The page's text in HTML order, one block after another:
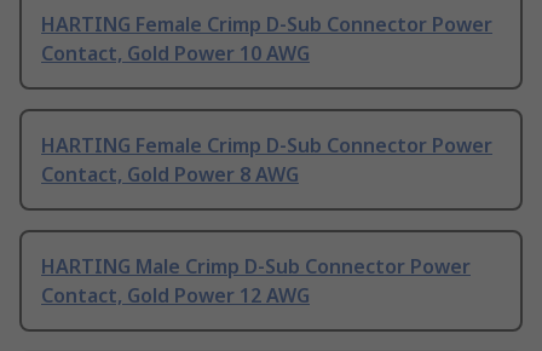
HARTING Female Crimp D-Sub Connector Power
Contact, Gold Power 10 AWG
HARTING Female Crimp D-Sub Connector Power
Contact, Gold Power 8 AWG
HARTING Male Crimp D-Sub Connector Power
Contact, Gold Power 12 AWG